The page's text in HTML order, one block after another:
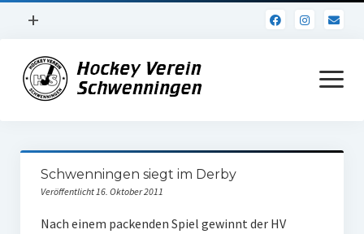
Menü
+
Impressum
Datenschutz
Menü
öffnen
Verein
Daten und Fakten
Schwenningen siegt im Derby
Veröffentlicht 16. Oktober 2011
Nach einem packenden Spiel gewinnt der HV